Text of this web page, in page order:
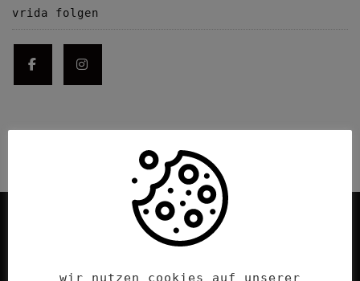
vrida folgen
wir nutzen cookies auf unserer